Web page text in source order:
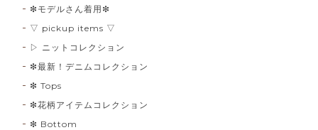
❇︎モデルさん着用❇︎
▽ pickup items ▽
▷ ニットコレクション
❇︎最新！デニムコレクション
❇︎ Tops
❇︎花柄アイテムコレクション
❇︎ Bottom